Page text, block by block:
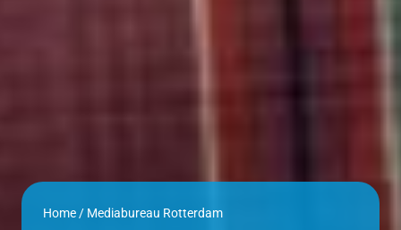
Home / Mediabureau Rotterdam